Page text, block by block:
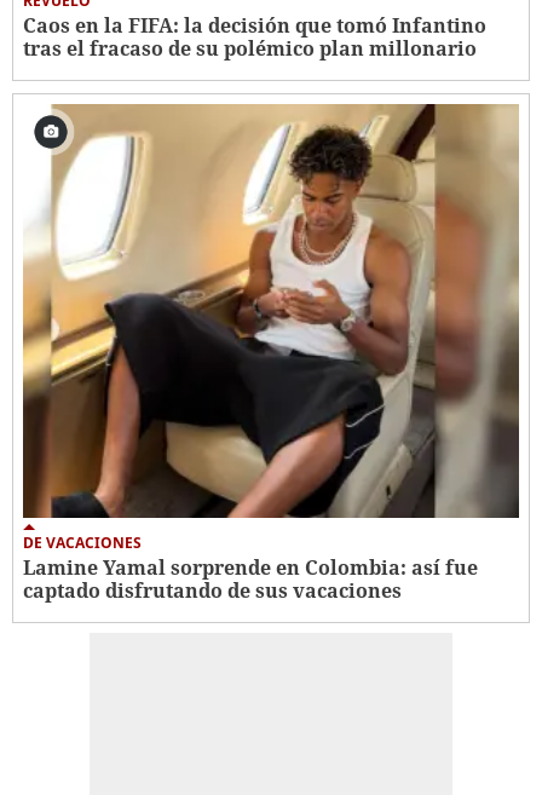
Caos en la FIFA: la decisión que tomó Infantino
tras el fracaso de su polémico plan millonario
DE VACACIONES
Lamine Yamal sorprende en Colombia: así fue
captado disfrutando de sus vacaciones